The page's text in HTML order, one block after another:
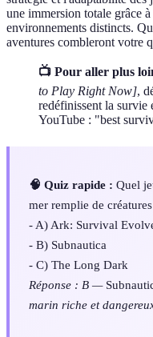
une immersion totale grâce
environnements distincts.
aventures combleront votre
📺 Pour aller plus
to Play Right Now],
redéfinissent la survie
YouTube : "best
🧠 Quiz rapide : Quel
mer remplie de
- A) Ark: Survival
- B) Subnautica
- C) The Long Dark
Réponse : B —
marin riche et